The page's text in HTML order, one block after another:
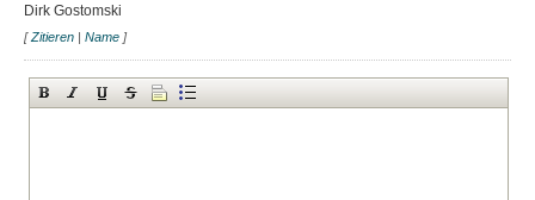
Dirk Gostomski
[Zitieren | Name ]